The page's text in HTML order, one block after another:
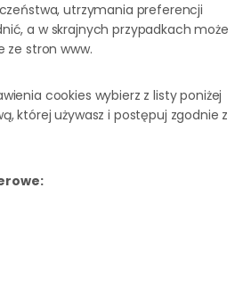
utrzymania preferencji
a w skrajnych przypadkach może
ze stron www.
cookies wybierz z listy poniżej
której używasz i postępuj zgodnie z